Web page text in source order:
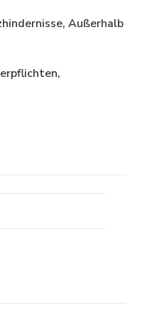
Außerhalb